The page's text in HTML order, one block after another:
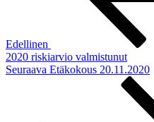
Edellinen
2020 riskiarvio valmistunut
Seuraava
Seuraava Etäkokous 20.11.2020